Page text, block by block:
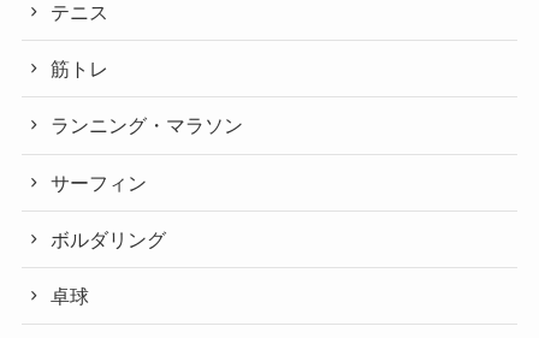
テニス
筋トレ
ランニング・マラソン
サーフィン
ボルダリング
卓球